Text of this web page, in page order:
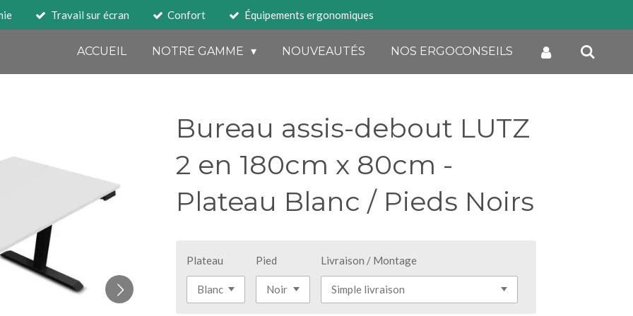
Travail sur écran Confort Équipements ergonomiques
ACCUEIL NOTRE GAMME NOUVEAUTÉS NOS ERGOCONSEILS
Bureau assis-debout LUTZ
2 en 180cm x 80cm -
Plateau Blanc / Pieds Noirs
Plateau Pied Livraison / Montage